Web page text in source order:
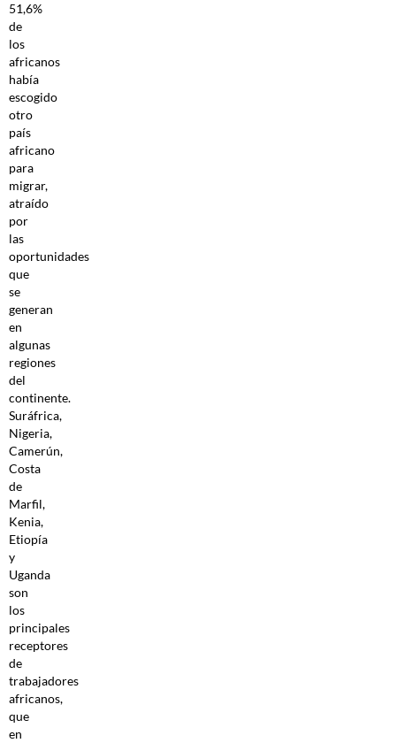
51,6%
de
los
africanos
había
escogido
otro
país
africano
para
migrar,
atraído
por
las
oportunidades
que
se
generan
en
algunas
regiones
del
continente.
Suráfrica,
Nigeria,
Camerún,
Costa
de
Marfil,
Kenia,
Etiopía
y
Uganda
son
los
principales
receptores
de
trabajadores
africanos,
que
en